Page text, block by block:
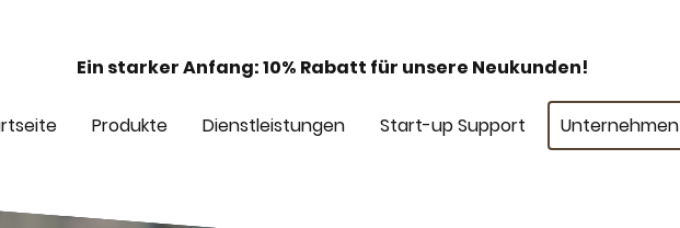
Ein starker Anfang: 10% Rabatt für unsere Neukunden!
Produkte Dienstleistungen Start-up Support Unternehmen